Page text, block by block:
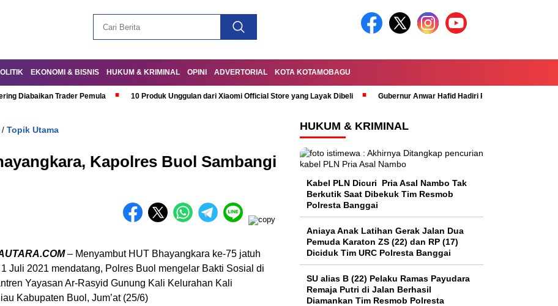
EKONOMI & BISNIS HUKUM & KRIMINAL OPINI ADVERTORIAL KOTA KOTAMOBAGU
Diabaikan Trader Pemula 10 Produk Unggulan dari Xiaomi Official Store yang Layak Dibeli Gubernur Anwar Hafid Hadiri Rapat Paripurna
/ Topik Utama
Kapolres Buol Sambangi
– Menyambut HUT Bhayangkara ke-75 jatuh
Juli 2021 mendatang, Polres Buol mengelar Bakti Sosial di
Yayasan Ar-Rasyid Gunung Kali Kelurahan Kali
Kabupaten Buol, Jum’at (25/6)
HUKUM & KRIMINAL
Kabel PLN Dicuri Pria Asal Nambo Tak
Berkutik Saat Dibekuk Tim Resmob
Polresta Banggai
Aniaya Anak Latihan Gerak Jalan Dua
Pemuda Karaton ZS (22) dan RP (17)
Diciduk Tim URC Polresta Banggai
SU alias B (22) Pelaku Ramas Payudara
Remaja Putri di Jalan Berhasil
Diamankan Tim Resmob Polresta